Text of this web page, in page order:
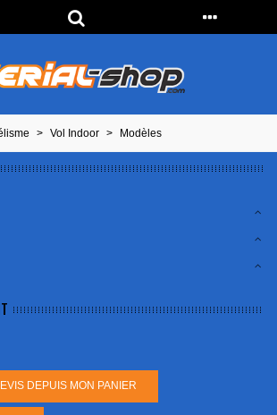
> Vol Indoor > Modèles
DEPUIS MON PANIER